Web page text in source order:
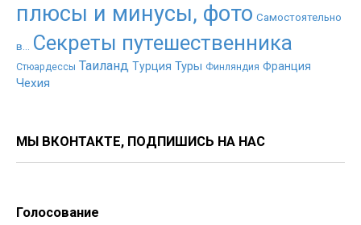
плюсы и минусы, фото Самостоятельно
в... Секреты путешественника
Стюардессы Таиланд Турция Туры Финляндия Франция
Чехия
МЫ ВКОНТАКТЕ, ПОДПИШИСЬ НА НАС
Голосование